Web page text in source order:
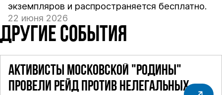
экземпляров и распространяется бесплатно.
22 июня 2026
ДРУГИЕ СОБЫТИЯ
АКТИВИСТЫ МОСКОВСКОЙ "РОДИНЫ"
ПРОВЕЛИ РЕЙД ПРОТИВ НЕЛЕГАЛЬНЫХ